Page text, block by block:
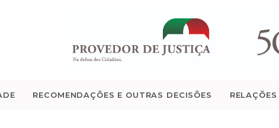
RECOMENDAÇÕES E OUTRAS DECISÕES
QUEM SOMOS
ATIVIDADE
RECOMENDAÇÕES E